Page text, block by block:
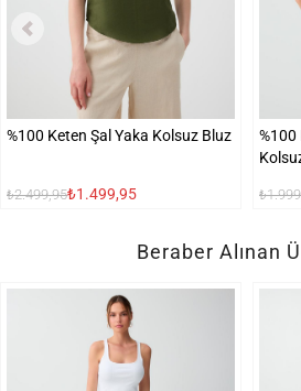
%100 Keten Şal Yaka Kolsuz Bluz
₺2.499,95₺1.499,95
%100
Beraber Alınan